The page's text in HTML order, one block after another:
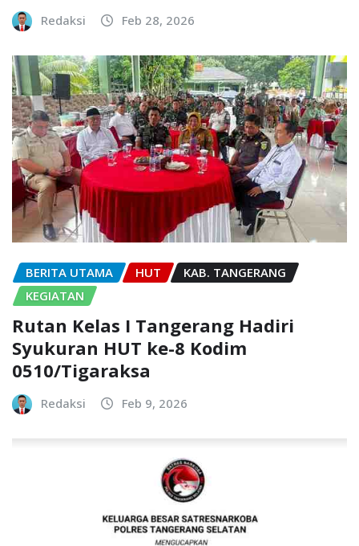
Redaksi Feb 28, 2026
BERITA UTAMA HUT
KAB. TANGERANG
KEGIATAN
Rutan Kelas I Tangerang Hadiri
Syukuran HUT ke-8 Kodim
0510/Tigaraksa
Redaksi Feb 9, 2026